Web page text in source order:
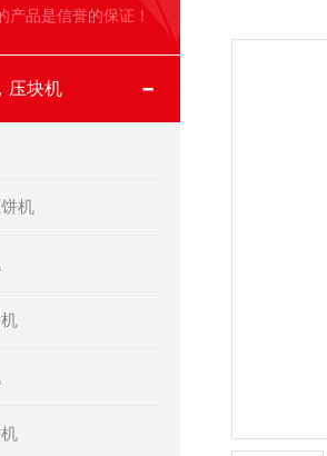
产品是信誉的保证！
压块机
机